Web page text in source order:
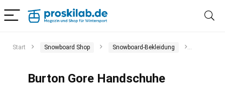
Start Snowboard Shop Snowboard-Bekleidung
Burton Gore Handschuhe